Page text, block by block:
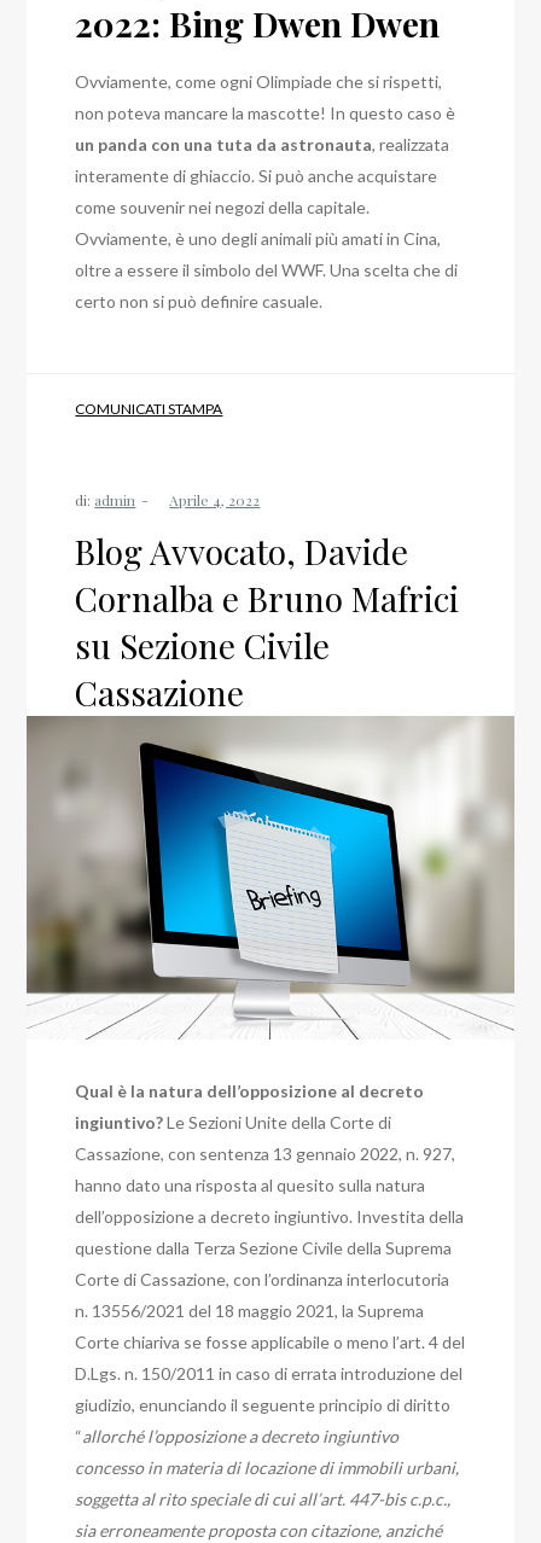
2022: Bing Dwen Dwen
Ovviamente, come ogni Olimpiade che si rispetti,
non poteva mancare la mascotte! In questo caso è
un panda con una tuta da astronauta, realizzata
interamente di ghiaccio. Si può anche acquistare
come souvenir nei negozi della capitale.
Ovviamente, è uno degli animali più amati in Cina,
oltre a essere il simbolo del WWF. Una scelta che di
certo non si può definire casuale.
COMUNICATI STAMPA
di: admin
Blog Avvocato, Davide
Cornalba e Bruno Mafrici
su Sezione Civile
Cassazione
Qual è la natura dell’opposizione al decreto
ingiuntivo?Le Sezioni Unite della Corte di
Cassazione, con sentenza 13 gennaio 2022, n. 927,
hanno dato una risposta al quesito sulla natura
dell’opposizione a decreto ingiuntivo. Investita della
questione dalla Terza Sezione Civile della Suprema
Corte di Cassazione,con l’ordinanza interlocutoria
n. 13556/2021 del 18 maggio 2021, la Suprema
Corte chiariva se fosse applicabile o meno l’art. 4 del
D.Lgs. n. 150/2011 in caso di errata introduzione del
giudizio, enunciando il seguente principio di diritto
“allorché l’opposizione a decreto ingiuntivo
concesso in materia di locazione di immobili urbani,
soggetta al rito speciale di cui all’art. 447-bis c.p.c.,
sia erroneamente proposta con citazione, anziché